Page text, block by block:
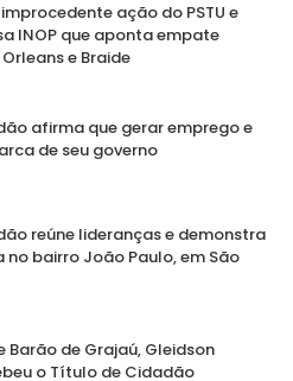
improcedente ação do PSTU e
INOP que aponta empate
e Braide
afirma que gerar emprego e
de seu governo
reúne lideranças e demonstra
bairro João Paulo, em São
Barão de Grajaú, Gleidson
o Título de Cidadão